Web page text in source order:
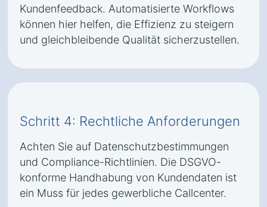
Kundenfeedback. Automatisierte Workflows
können hier helfen, die Effizienz zu steigern
und gleichbleibende Qualität sicherzustellen.
Schritt 4: Rechtliche Anforderungen
Achten Sie auf Datenschutzbestimmungen
und Compliance-Richtlinien. Die DSGVO-
konforme Handhabung von Kundendaten ist
ein Muss für jedes gewerbliche Callcenter.